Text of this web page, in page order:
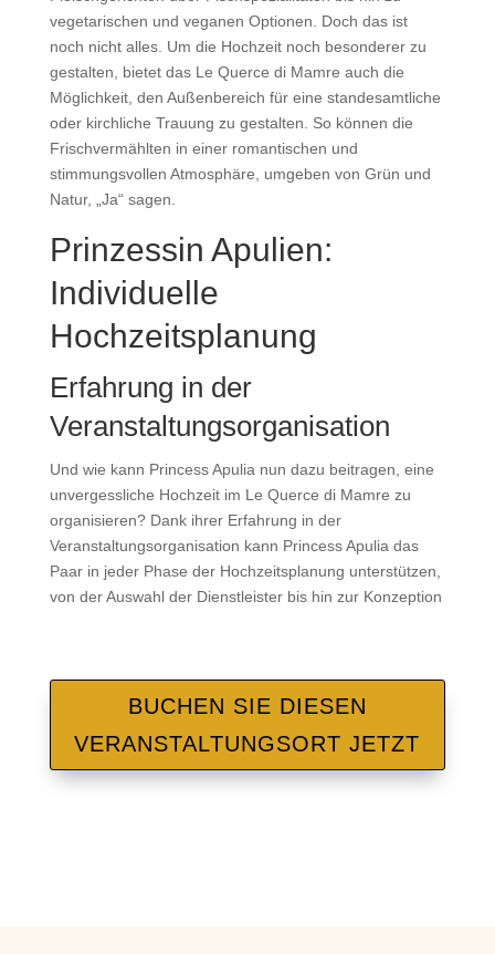
vegetarischen und veganen Optionen. Doch das ist
noch nicht alles. Um die Hochzeit noch besonderer zu
gestalten, bietet das Le Querce di Mamre auch die
Möglichkeit, den Außenbereich für eine standesamtliche
oder kirchliche Trauung zu gestalten. So können die
Frischvermählten in einer romantischen und
stimmungsvollen Atmosphäre, umgeben von Grün und
Natur, „Ja“ sagen.
Prinzessin Apulien:
Individuelle
Hochzeitsplanung
Erfahrung in der
Veranstaltungsorganisation
Und wie kann Princess Apulia nun dazu beitragen, eine
unvergessliche Hochzeit im Le Querce di Mamre zu
organisieren? Dank ihrer Erfahrung in der
Veranstaltungsorganisation kann Princess Apulia das
Paar in jeder Phase der Hochzeitsplanung unterstützen,
von der Auswahl der Dienstleister bis hin zur Konzeption
BUCHEN SIE DIESEN
VERANSTALTUNGSORT JETZT